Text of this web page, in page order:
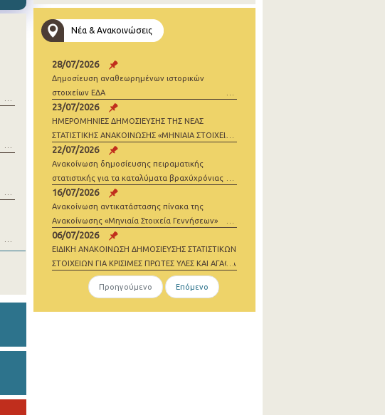
Νέα & Ανακοινώσεις
28/07/2026
Δημοσίευση αναθεωρημένων ιστορικών
στοιχείων ΕΔΑ
23/07/2026
ΗΜΕΡΟΜΗΝΙΕΣ ΔΗΜΟΣΙΕΥΣΗΣ ΤΗΣ ΝΕΑΣ
ΣΤΑΤΙΣΤΙΚΗΣ ΑΝΑΚΟΙΝΩΣΗΣ «ΜΗΝΙΑΙΑ ΣΤΟΙΧΕΙΑ
ΓΕΝΝΗΣΕΩΝ» 2026
22/07/2026
Ανακοίνωση δημοσίευσης πειραματικής
στατιστικής για τα καταλύματα βραχύχρόνιας
μίσθωσης
16/07/2026
Ανακοίνωση αντικατάστασης πίνακα της
Ανακοίνωσης «Μηνιαία Στοιχεία Γεννήσεων»
06/07/2026
ΕΙΔΙΚΗ ΑΝΑΚΟΙΝΩΣΗ ΔΗΜΟΣΙΕΥΣΗΣ ΣΤΑΤΙΣΤΙΚΩΝ
ΣΤΟΙΧΕΙΩΝ ΓΙΑ ΚΡΙΣΙΜΕΣ ΠΡΩΤΕΣ ΥΛΕΣ ΚΑΙ ΑΓΑΘΑ
ΜΗΔΕΝΙΚΩΝ ΕΚΠΟΜΠΩΝ 2021-2023
Προηγούμενο
Επόμενο